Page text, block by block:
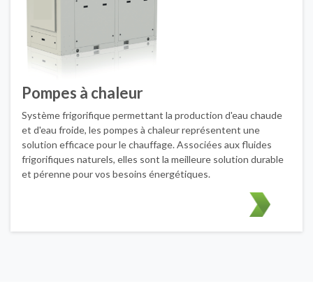
Pompes à chaleur
Système frigorifique permettant la production d'eau chaude
et d'eau froide, les pompes à chaleur représentent une
solution efficace pour le chauffage. Associées aux fluides
frigorifiques naturels, elles sont la meilleure solution durable
et pérenne pour vos besoins énergétiques.